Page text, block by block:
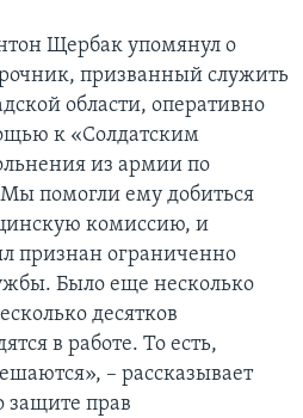
Щербак упомянул о
призванный служить
области, оперативно
к «Солдатским
из армии по
помогли ему добиться
комиссию, и
признан ограниченно
Было еще несколько
десятков
в работе. То есть,
– рассказывает
защите прав